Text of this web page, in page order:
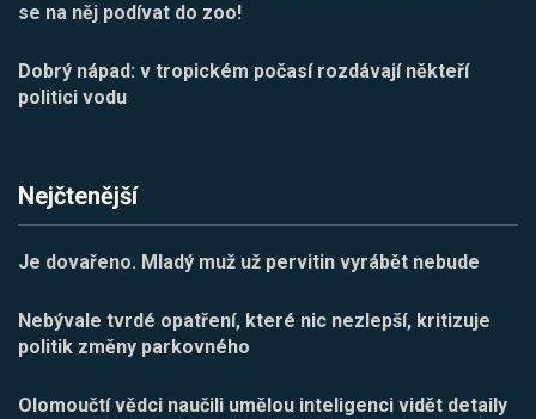
se na něj podívat do zoo!
Dobrý nápad: v tropickém počasí rozdávají někteří
politici vodu
Nejčtenější
Je dovařeno. Mladý muž už pervitin vyrábět nebude
Nebývale tvrdé opatření, které nic nezlepší, kritizuje
politik změny parkovného
Olomoučtí vědci naučili umělou inteligenci vidět detaily